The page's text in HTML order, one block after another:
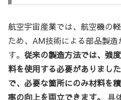
航空宇宙産業では、航空機の
ため、AM技術による部品製
す。 従来の製造方法では、強
料を使用する必要がありまし
で、必要な箇所にのみ材料を
率の向上を両立できます。
具